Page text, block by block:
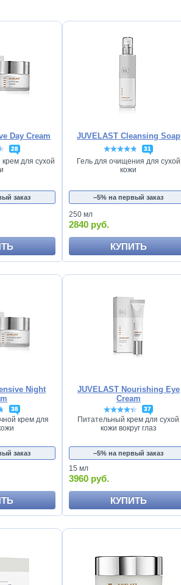
Day Cream
28
для сухой
заказ
JUVELAST Cleansing Soap
31
Гель для очищения для сухой
кожи
−5% на первый заказ
250 мл
2840 руб.
КУПИТЬ
Night
38
крем для
заказ
JUVELAST Nourishing Eye
Cream
37
Питательный крем для сухой
кожи вокруг глаз
−5% на первый заказ
15 мл
3960 руб.
КУПИТЬ